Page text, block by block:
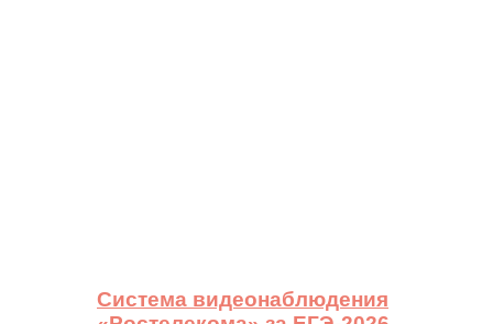
Система видеонаблюдения